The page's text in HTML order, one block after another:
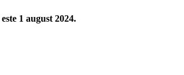
este 1 august 2024.